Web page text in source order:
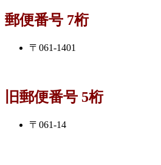
郵便番号 7桁
〒061-1401
旧郵便番号 5桁
〒061-14